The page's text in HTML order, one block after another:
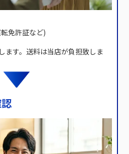
免許証など)
ます。送料は当店が負担致しま